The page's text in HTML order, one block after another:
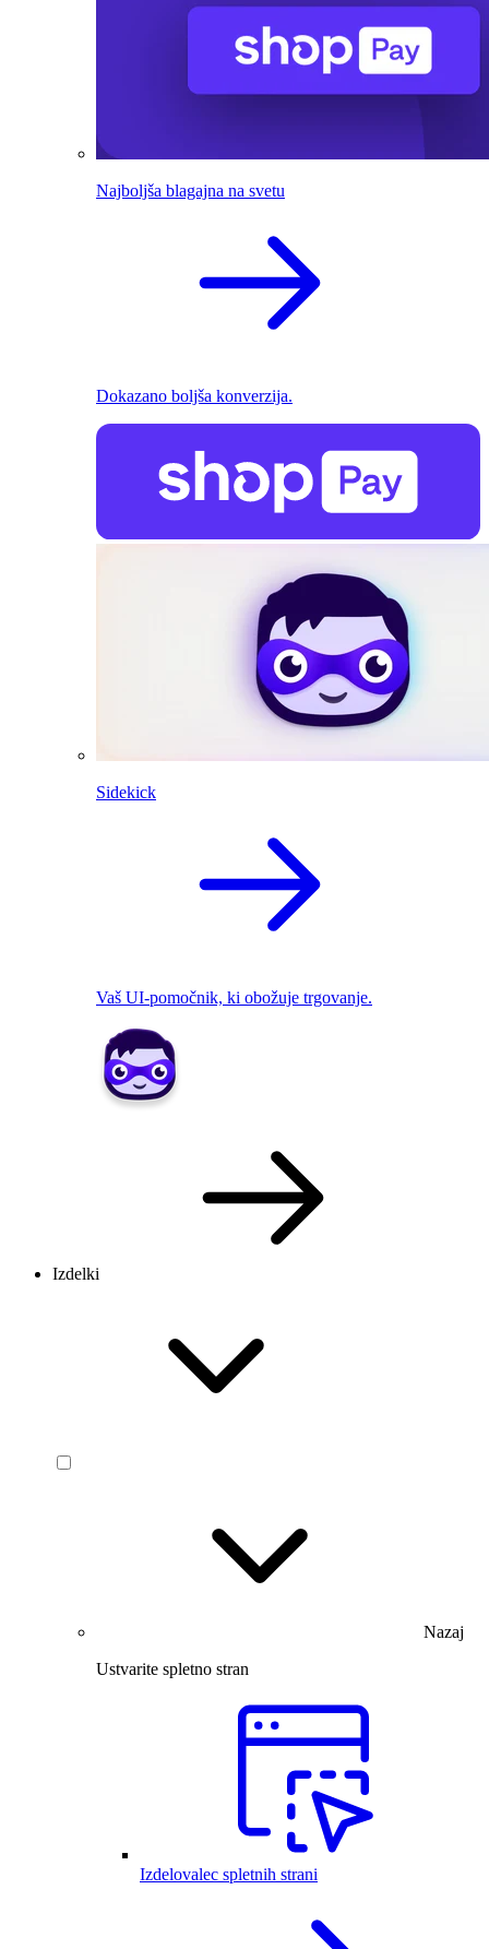
Najboljša blagajna na svetu
Dokazano boljša konverzija.
Sidekick
Vaš UI-pomočnik, ki obožuje trgovanje.
Izdelki
Nazaj
Ustvarite spletno stran
Izdelovalec spletnih strani